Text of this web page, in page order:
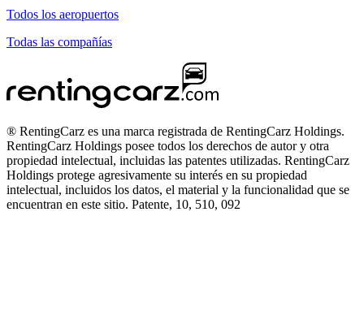
Todos los aeropuertos
Todas las compañías
® RentingCarz es una marca registrada de RentingCarz Holdings.
RentingCarz Holdings posee todos los derechos de autor y otra
propiedad intelectual, incluidas las patentes utilizadas. RentingCarz
Holdings protege agresivamente su interés en su propiedad
intelectual, incluidos los datos, el material y la funcionalidad que se
encuentran en este sitio. Patente, 10, 510, 092